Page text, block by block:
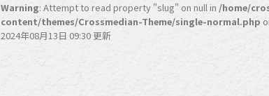
Warning: Attempt to read property "slug" on null in /home/
content/themes/Crossmedian-Theme/single-normal.php
2024年08月13日 09:30 更新